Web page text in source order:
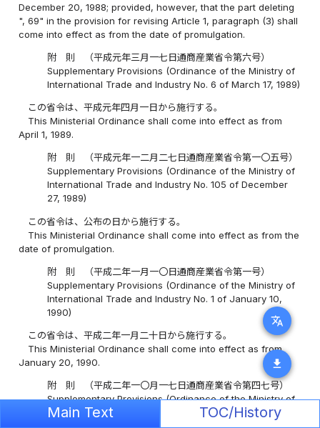
translate
download
December 20, 1988; provided, however, that the part deleting
", 69" in the provision for revising Article 1, paragraph (3) shall
come into effect as from the date of promulgation.
附 則 （平成元年三月一七日通商産業省令第六号）
Supplementary Provisions (Ordinance of the Ministry of
International Trade and Industry No. 6 of March 17, 1989)
この省令は、平成元年四月一日から施行する。
This Ministerial Ordinance shall come into effect as from
April 1, 1989.
附 則 （平成元年一二月二七日通商産業省令第一〇五号）
Supplementary Provisions (Ordinance of the Ministry of
International Trade and Industry No. 105 of December
27, 1989)
この省令は、公布の日から施行する。
This Ministerial Ordinance shall come into effect as from the
date of promulgation.
附 則 （平成二年一月一〇日通商産業省令第一号）
Supplementary Provisions (Ordinance of the Ministry of
International Trade and Industry No. 1 of January 10,
1990)
この省令は、平成二年一月二十日から施行する。
This Ministerial Ordinance shall come into effect as from
January 20, 1990.
附 則 （平成二年一〇月一七日通商産業省令第四七号）
Supplementary Provisions (Ordinance of the Ministry of
International Trade and Industry No. 47 of October 17,
Main Text TOC/History